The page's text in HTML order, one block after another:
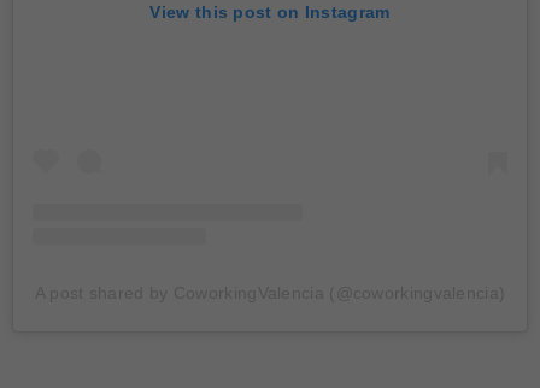
View this post on Instagram